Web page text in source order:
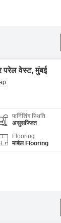
परेल वेस्ट, मुंबई
फर्निशिंग स्थिति
असुसज्जित
Flooring
मार्बल Flooring